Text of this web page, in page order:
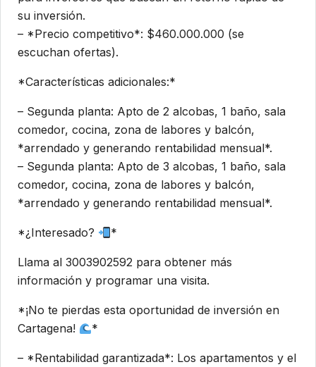
su inversión.
– *Precio competitivo*: $460.000.000 (se
escuchan ofertas).
*Características adicionales:*
– Segunda planta: Apto de 2 alcobas, 1 baño, sala
comedor, cocina, zona de labores y balcón,
*arrendado y generando rentabilidad mensual*.
– Segunda planta: Apto de 3 alcobas, 1 baño, sala
comedor, cocina, zona de labores y balcón,
*arrendado y generando rentabilidad mensual*.
*¿Interesado? *
Llama al 3003902592 para obtener más
información y programar una visita.
*¡No te pierdas esta oportunidad de inversión en
Cartagena!
*
– *Rentabilidad garantizada*: Los apartamentos y el